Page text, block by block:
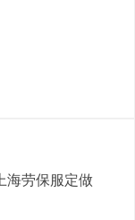
海劳保服定做